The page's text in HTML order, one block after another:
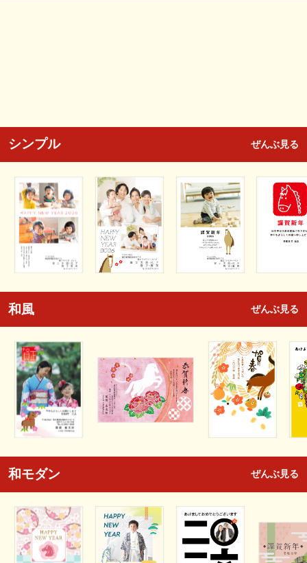
シンプル ぜんぶ見る
和風 ぜんぶ見る
和モダン ぜんぶ見る